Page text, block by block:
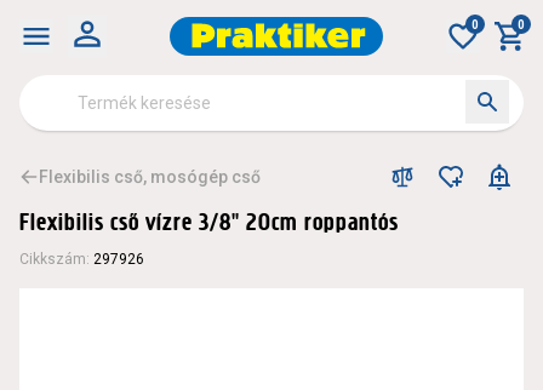
0 0
Flexibilis cső, mosógép cső
Flexibilis cső vízre 3/8" 20cm roppantós
Cikkszám: 297926